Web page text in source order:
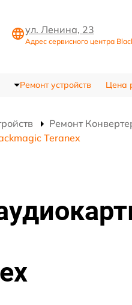
ул. Ленина, 23
Адрес сервисного центра
Ремонт устройств Цена
Ремонт
Teranex